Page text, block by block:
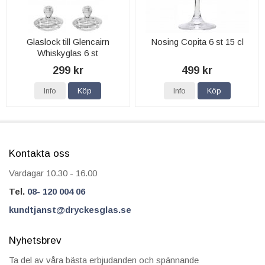
Glaslock till Glencairn
Whiskyglas 6 st
299 kr
Info Köp
Nosing Copita 6 st 15 cl
499 kr
Info Köp
Kontakta oss
Vardagar 10.30 - 16.00
Tel. 08- 120 004 06
kundtjanst@dryckesglas.se
Nyhetsbrev
Ta del av våra bästa erbjudanden och spännande